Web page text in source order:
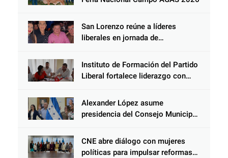
que protege al verdugo y
San Lorenzo reúne a líderes
liberales en jornada de
Instituto de Formación del Partido
Liberal fortalece liderazgo con
Alexander López asume
presidencia del Consejo Municipal
Censo Nacional 2026
CNE abre diálogo con mujeres
políticas para impulsar reformas